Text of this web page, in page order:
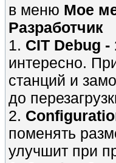
в меню Мое
Разработчик
1. CIT Debug
интересно.
станций и
до
2.
поменять
улучшит при